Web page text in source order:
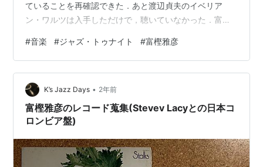
ていることを再確認できた．あと渡辺貞夫のイベリア
ン・ワルツは入手しただけで，聴いていなかった．富
で．これが，山本邦山，Gary Peacockとの銀界の原型だ
とは思わなかった．銀界のドラムは村上寛なのだけど，
とても富樫的なアルバムでもある，と思っている． また
山下洋輔との兆に対するリアルタイムの「びっくり感」
を大友良英が語っていて頷いてしまった．本当に共演す
るとは思っ…
#音楽 #ジャズ・トゥナイト #富樫雅彦
K’s Jazz Days • 2年前
富樫雅彦のレコード蒐集(Stevev Lacyとの日本コ
ロンビア盤)